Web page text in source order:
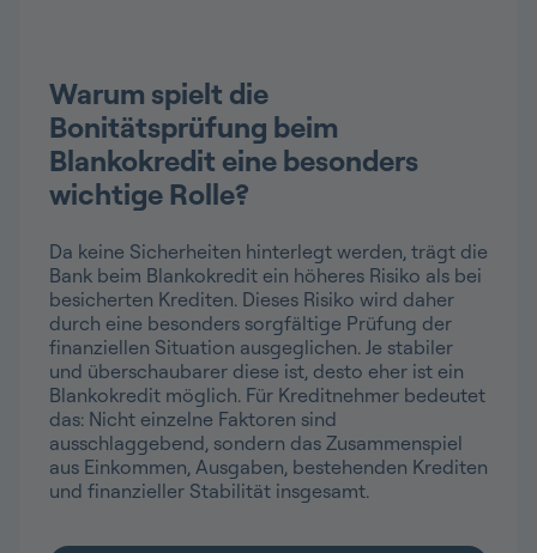
Warum spielt die
Bonitätsprüfung beim
Blankokredit eine besonders
wichtige Rolle?
Da keine Sicherheiten hinterlegt werden, trägt die
Bank beim Blankokredit ein höheres Risiko als bei
besicherten Krediten. Dieses Risiko wird daher
durch eine besonders sorgfältige Prüfung der
finanziellen Situation ausgeglichen. Je stabiler
und überschaubarer diese ist, desto eher ist ein
Blankokredit möglich. Für Kreditnehmer bedeutet
das: Nicht einzelne Faktoren sind
ausschlaggebend, sondern das Zusammenspiel
aus Einkommen, Ausgaben, bestehenden Krediten
und finanzieller Stabilität insgesamt.